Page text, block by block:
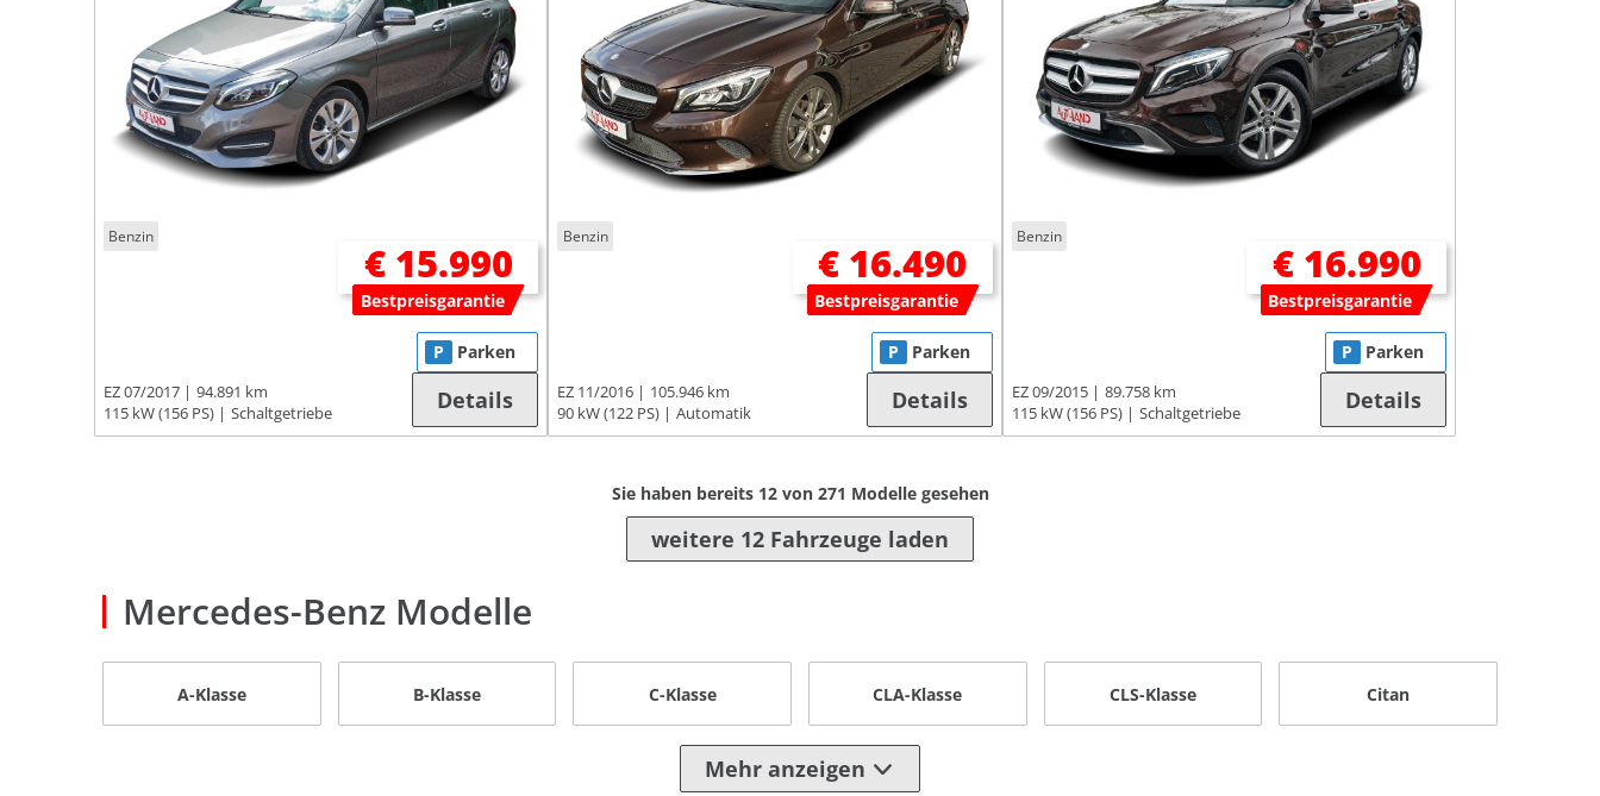
Benzin
€ 15.990
Bestpreisgarantie
EZ 07/2017
94.891 km
115 kW (156 PS)
Schaltgetriebe
P Parken
Details
Benzin
€ 16.490
Bestpreisgarantie
EZ 11/2016
105.946 km
90 kW (122 PS)
Automatik
P Parken
Details
Benzin
€ 16.990
Bestpreisgarantie
EZ 09/2015
89.758 km
115 kW (156 PS)
Schaltgetriebe
P Parken
Details
Sie haben bereits 12von 271 Modelle gesehen
weitere 12 Fahrzeuge laden
Mercedes-Benz Modelle
A-Klasse B-Klasse C-Klasse CLA-Klasse CLS-Klasse Citan
Mehr anzeigen